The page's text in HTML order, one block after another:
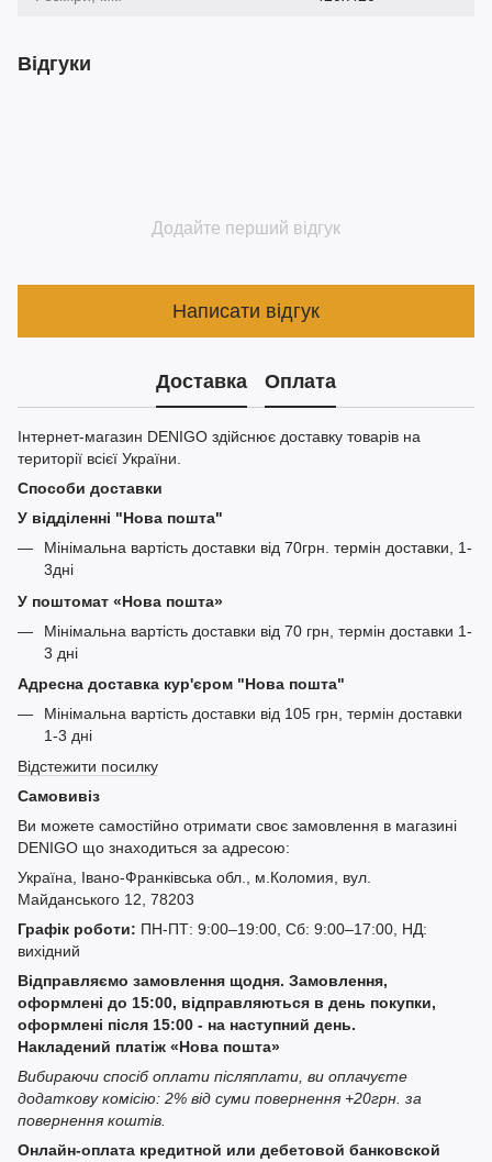
Відгуки
Додайте перший відгук
Написати відгук
Доставка Оплата
Інтернет-магазин DENIGO здійснює доставку товарів на
території всієї України.
Способи доставки
У відділенні "Нова пошта"
Мінімальна вартість доставки від 70грн. термін доставки, 1-
3дні
У поштомат «Нова пошта»
Мінімальна вартість доставки від 70 грн, термін доставки 1-
3 дні
Адресна доставка кур'єром "Нова пошта"
Мінімальна вартість доставки від 105 грн, термін доставки
1-3 дні
Відстежити посилку
Самовивіз
Ви можете самостійно отримати своє замовлення в магазині
DENIGO що знаходиться за адресою:
Україна, Івано-Франківська обл., м.Коломия, вул.
Майданського 12, 78203
Графік роботи: ПН-ПТ: 9:00–19:00, Сб: 9:00–17:00, НД:
вихідний
Відправляємо замовлення щодня. Замовлення,
оформлені до 15:00, відправляються в день покупки,
оформлені після 15:00 - на наступний день.
Накладений платіж «Нова пошта»
Вибираючи спосіб оплати післяплати, ви оплачуєте
додаткову комісію: 2% від суми повернення +20грн. за
повернення коштів.
Онлайн-оплата кредитной или дебетовой банковской